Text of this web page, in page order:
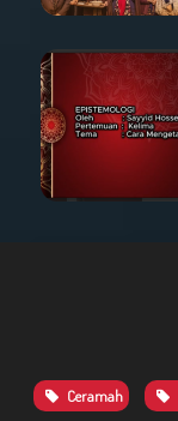
Ceramah